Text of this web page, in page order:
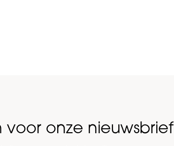
voor onze nieuwsbrief